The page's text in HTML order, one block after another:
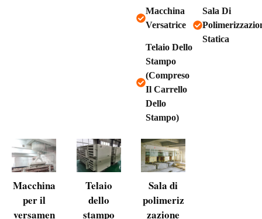
Macchina
Versatrice
Telaio Dello
Stampo
(compreso
Il Carrello
Dello
Stampo)
Sala Di
Statica
Macchina
per il
versamen
Telaio
dello
stampo
Sala di
polimeriz
zazione